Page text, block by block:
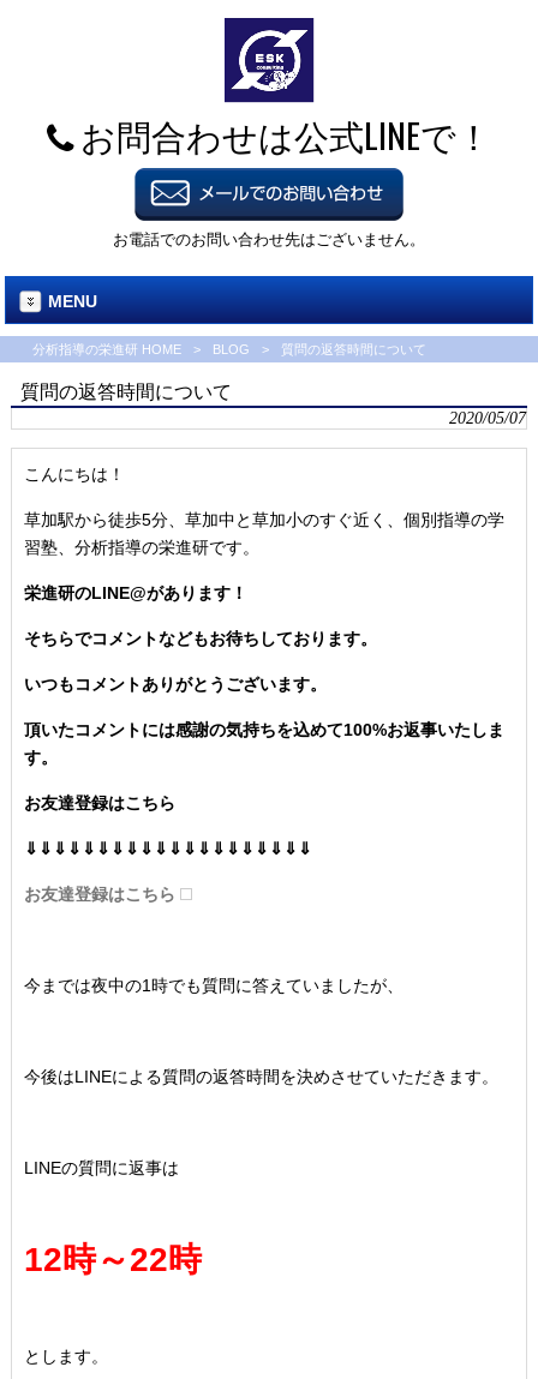
お問合わせは公式LINEで！
お電話でのお問い合わせ先はございません。
MENU
分析指導の栄進研 HOME > BLOG > 質問の返答時間について
質問の返答時間について
2020/05/07
こんにちは！
草加駅から徒歩5分、草加中と草加小のすぐ近く、個別指導の学
習塾、分析指導の栄進研です。
栄進研のLINE@があります！
そちらでコメントなどもお待ちしております。
いつもコメントありがとうございます。
頂いたコメントには感謝の気持ちを込めて100%お返事いたしま
す。
お友達登録はこちら
⇓⇓⇓⇓⇓⇓⇓⇓⇓⇓⇓⇓⇓⇓⇓⇓⇓⇓⇓⇓
お友達登録はこちら
今までは夜中の1時でも質問に答えていましたが、
今後はLINEによる質問の返答時間を決めさせていただきます。
LINEの質問に返事は
12時～22時
とします。